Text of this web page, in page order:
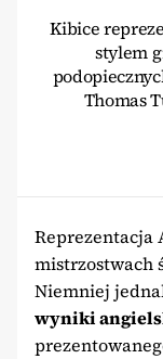
Kibice
stylem
Thomas
Reprezentacja
mistrzostwach
Niemniej
wyniki